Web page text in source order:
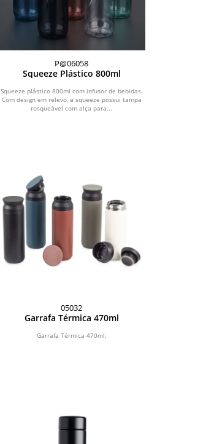
P@06058
Squeeze Plástico 800ml
Squeeze plástico 800ml com infusor de bebidas.
Com design em relevo, a squeeze possui tampa
rosqueável com alça para...
05032
Garrafa Térmica 470ml
Garrafa Térmica 470ml.